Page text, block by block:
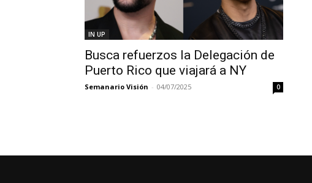
IN UP
Busca refuerzos la Delegación de
Puerto Rico que viajará a NY
Semanario Visión - 04/07/2025 0